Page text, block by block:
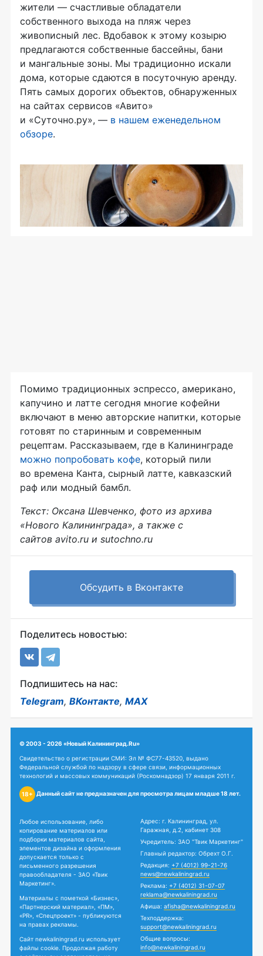
жители — счастливые обладатели
собственного выхода на пляж через
живописный лес. Вдобавок к этому козырю
предлагаются собственные бассейны, бани
и мангальные зоны. Мы традиционно искали
дома, которые сдаются в посуточную аренду.
Пять самых дорогих объектов, обнаруженных
на сайтах сервисов «Авито»
и «Суточно.ру», — в нашем еженедельном
обзоре.
Помимо традиционных эспрессо, американо,
капучино и латте сегодня многие кофейни
включают в меню авторские напитки, которые
готовят по старинным и современным
рецептам. Рассказываем, где в Калининграде
можно попробовать кофе, который пили
во времена Канта, сырный латте, кавказский
раф или модный бамбл.
Текст: Оксана Шевченко, фото из архива
«Нового Калининграда», а также с
сайтов avito.ru и sutochno.ru
Обсудить в Вконтакте
Поделитесь новостью:
Подпишитесь на нас:
Telegram, ВКонтакте, MAX
© 2003 - 2026 «Новый Калининград.Ru»
Свидетельство о регистрации СМИ: Эл № ФС77-43520, выдано
Федеральной службой по надзору в сфере связи, информационных
технологий и массовых коммуникаций (Роскомнадзор) 17 января 2011 г.
18+ Данный сайт не предназначен для просмотра лицам младше 18 лет.
Любое использование, либо
копирование материалов или
подборки материалов сайта,
элементов дизайна и оформления
допускается только с
письменного разрешения
правообладателя - ЗАО «Твик
Маркетинг».
Материалы с пометкой «Бизнес»,
«Партнерский материал», «ПМ»,
«PR», «Спецпроект» - публикуются
на правах рекламы.
Сайт newkaliningrad.ru использует
файлы cookie. Продолжая работу
Адрес: г. Калининград, ул.
Гаражная, д.2, кабинет 308
Учредитель: ЗАО "Твик Маркетинг"
Главный редактор: Обрехт О.Г.
Редакция: +7 (4012) 99-21-76
news@newkaliningrad.ru
Реклама: +7 (4012) 31-07-07
reklama@newkaliningrad.ru
Афиша: afisha@newkaliningrad.ru
Техподдержка:
support@newkaliningrad.ru
Общие вопросы:
info@newkaliningrad.ru